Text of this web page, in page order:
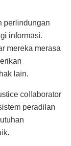
perlindungan
informasi.
mereka merasa
lain.
collaborator
peradilan